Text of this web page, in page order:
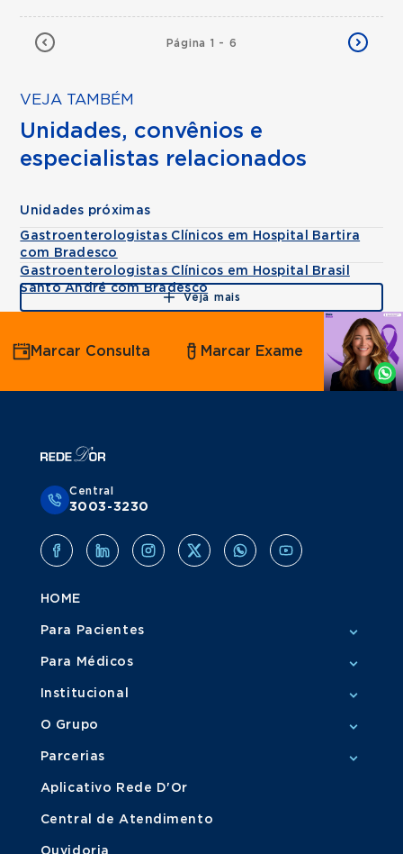
Página 1 - 6
VEJA TAMBÉM
Unidades, convênios e
especialistas relacionados
Unidades próximas
Gastroenterologistas Clínicos em Hospital Bartira
com Bradesco
Gastroenterologistas Clínicos em Hospital Brasil
Santo André com Bradesco
Veja mais
Agende
por
Whatsapp
Marcar Consulta Marcar Exame
Central
3003-3230
HOME
Para Pacientes
Para Médicos
Institucional
O Grupo
Parcerias
Aplicativo Rede D'Or
Central de Atendimento
Ouvidoria